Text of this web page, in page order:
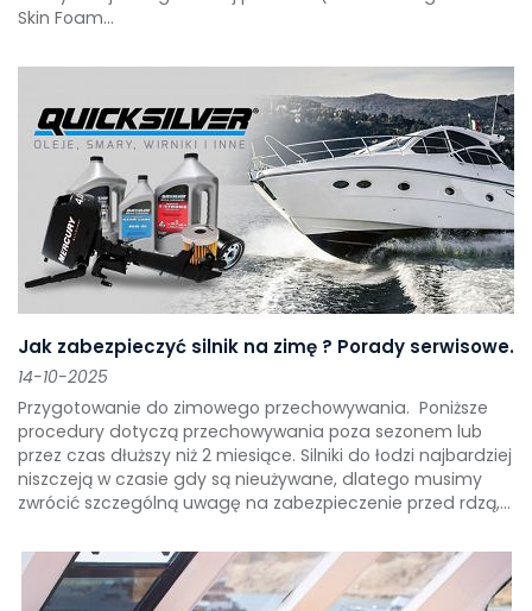
Skin Foam...
Jak zabezpieczyć silnik na zimę ? Porady serwisowe.
14-10-2025
Przygotowanie do zimowego przechowywania. Poniższe
procedury dotyczą przechowywania poza sezonem lub
przez czas dłuższy niż 2 miesiące. Silniki do łodzi najbardziej
niszczeją w czasie gdy są nieużywane, dlatego musimy
zwrócić szczególną uwagę na zabezpieczenie przed rdzą,...